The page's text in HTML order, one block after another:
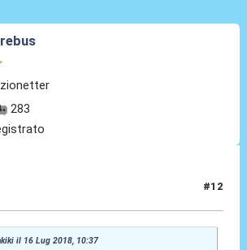
rebus
283
#12
il 16 Lug 2018, 10:37